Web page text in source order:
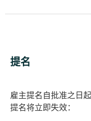
提名
雇主提名自批准之日
提名将立即失效：